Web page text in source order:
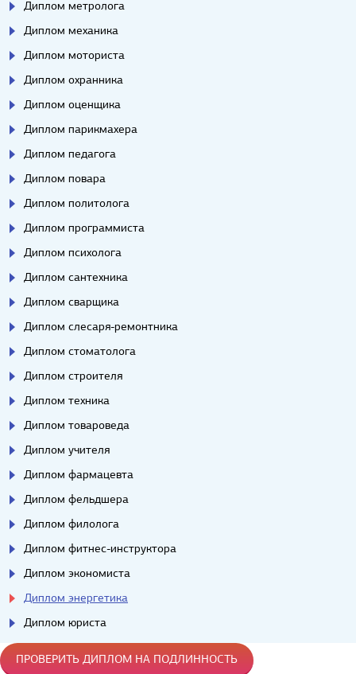
Диплом метролога
Диплом механика
Диплом моториста
Диплом охранника
Диплом оценщика
Диплом парикмахера
Диплом педагога
Диплом повара
Диплом политолога
Диплом программиста
Диплом психолога
Диплом сантехника
Диплом сварщика
Диплом слесаря-ремонтника
Диплом стоматолога
Диплом строителя
Диплом техника
Диплом товароведа
Диплом учителя
Диплом фармацевта
Диплом фельдшера
Диплом филолога
Диплом фитнес-инструктора
Диплом экономиста
Диплом энергетика
Диплом юриста
ПРОВЕРИТЬ ДИПЛОМ НА ПОДЛИННОСТЬ